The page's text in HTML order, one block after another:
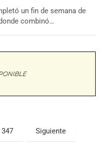
un fin de semana de
combinó…
347 Siguiente